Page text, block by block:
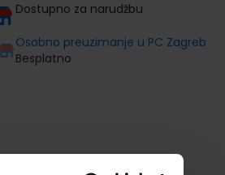
Dostupno za narudžbu
Osobno preuzimanje u PC Zagreb
Besplatno